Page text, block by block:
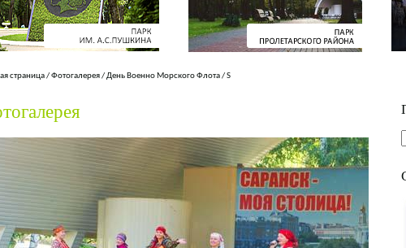
страница/Фотогалерея/День Военно Морского Флота/S